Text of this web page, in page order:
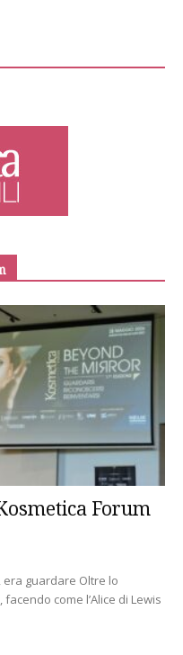
Forum
era guardare Oltre lo
come l’Alice di Lewis